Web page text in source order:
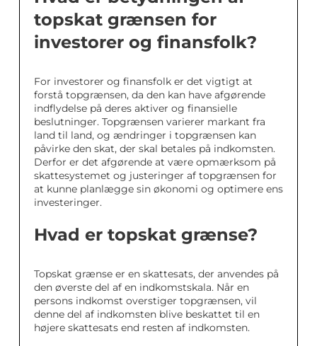
topskat grænsen for
investorer og finansfolk?
For investorer og finansfolk er det vigtigt at
forstå topgrænsen, da den kan have afgørende
indflydelse på deres aktiver og finansielle
beslutninger. Topgrænsen varierer markant fra
land til land, og ændringer i topgrænsen kan
påvirke den skat, der skal betales på indkomsten.
Derfor er det afgørende at være opmærksom på
skattesystemet og justeringer af topgrænsen for
at kunne planlægge sin økonomi og optimere ens
investeringer.
Hvad er topskat grænse?
Topskat grænse er en skattesats, der anvendes på
den øverste del af en indkomstskala. Når en
persons indkomst overstiger topgrænsen, vil
denne del af indkomsten blive beskattet til en
højere skattesats end resten af indkomsten.